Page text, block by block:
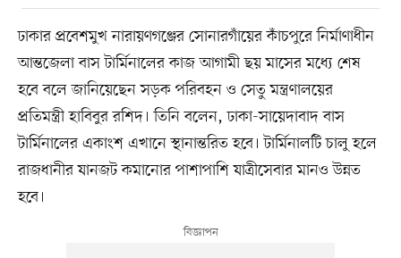
ঢাকার প্রবেশমুখ নারায়ণগঞ্জের সোনারগাঁয়ের কাঁচপুরে নির্মাণাধীন
আন্তজেলা বাস টার্মিনালের কাজ আগামী ছয় মাসের মধ্যে শেষ
হবে বলে জানিয়েছেন সড়ক পরিবহন ও সেতু মন্ত্রণালয়ের
প্রতিমন্ত্রী হাবিবুর রশিদ। তিনি বলেন, ঢাকা-সায়েদাবাদ বাস
টার্মিনালের একাংশ এখানে স্থানান্তরিত হবে। টার্মিনালটি চালু হলে
রাজধানীর যানজট কমানোর পাশাপাশি যাত্রীসেবার মানও উন্নত
হবে।